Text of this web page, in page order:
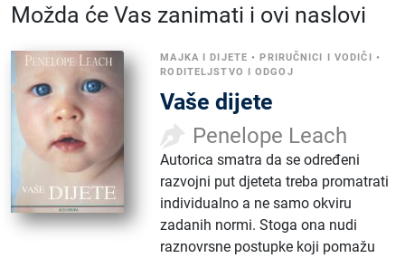
Možda će Vas zanimati i ovi naslovi
MAJKA I DIJETE •PRIRUČNICI I VODIČI •
RODITELJSTVO I ODGOJ
Vaše dijete
Penelope Leach
Autorica smatra da se određeni
razvojni put djeteta treba promatrati
individualno a ne samo okviru
zadanih normi. Stoga ona nudi
raznovrsne postupke koji pomažu